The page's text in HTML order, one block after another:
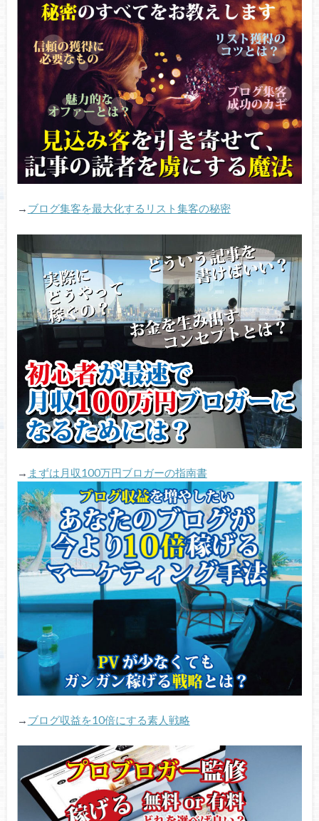
→ ブログ集客を最大化するリスト集客の秘密
→ まずは月収100万円ブロガーの指南書
→ ブログ収益を10倍にする素人戦略